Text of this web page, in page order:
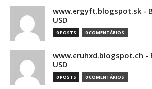
www.ergyft.blogspot.sk -
USD
0 POSTS 0 COMENTÁRIOS
www.eruhxd.blogspot.ch -
USD
0 POSTS 0 COMENTÁRIOS